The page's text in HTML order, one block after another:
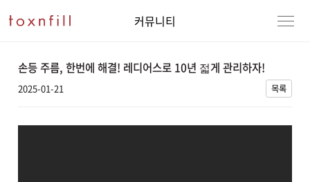
커뮤니티
손등 주름, 한번에 해결! 레디어스로 10년 젋게 관리하자!
2025-01-21 목록